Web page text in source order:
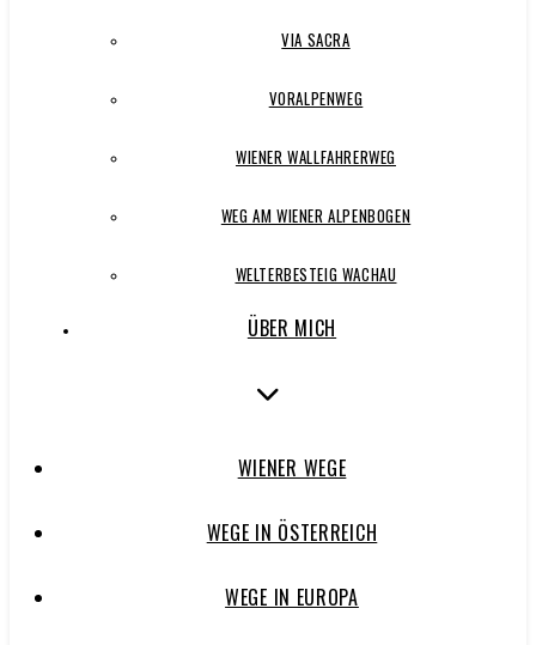
VIA SACRA
VORALPENWEG
WIENER WALLFAHRERWEG
WEG AM WIENER ALPENBOGEN
WELTERBESTEIG WACHAU
ÜBER MICH
WIENER WEGE
WEGE IN ÖSTERREICH
WEGE IN EUROPA